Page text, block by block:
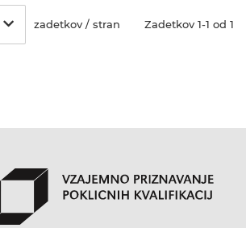
zadetkov / stran Zadetkov 1-1 od 1